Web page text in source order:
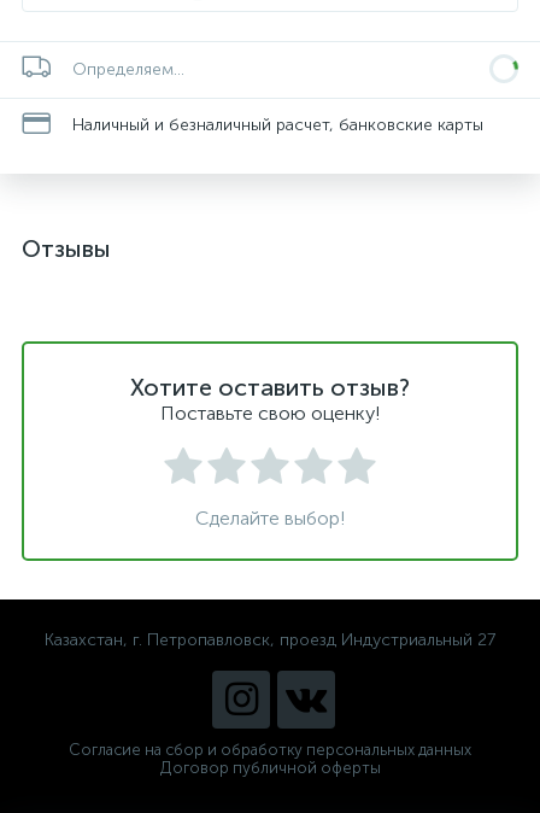
Определяем...
Наличный и безналичный расчет, банковские карты
Отзывы
Хотите оставить отзыв?
Поставьте свою оценку!
Сделайте выбор!
Казахстан, г. Петропавловск, проезд Индустриальный 27
Согласие на сбор и обработку персональных данных
Договор публичной оферты